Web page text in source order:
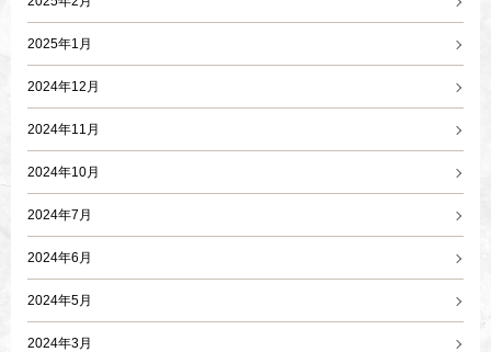
2025年1月
2024年12月
2024年11月
2024年10月
2024年7月
2024年6月
2024年5月
2024年3月